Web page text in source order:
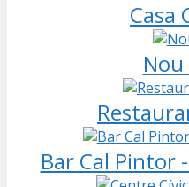
Casa
Bar Cal Pintor